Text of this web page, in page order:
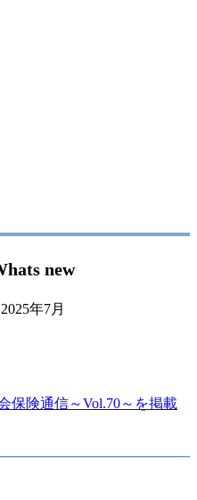
new
年7月
保険通信～Vol.70～を掲載